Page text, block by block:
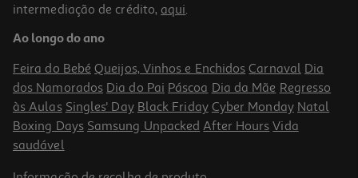
Frigorífico Combinado Samsung Rb33j3515s9 (no Frost E 185cm
339l Inox)
549.99 €/un
549,99 €
intermediação de crédito, aqui.
Ao longo do ano
Feira do Bebé Queijos, Vinhos e Enchidos Carnaval Dia
dos Namorados Dia do Pai Páscoa Dia da Mãe Regresso
às Aulas Singles' Day Black Friday Cyber Monday Natal
Boxing Days Samsung Unpacked After Hours Vida
saudável